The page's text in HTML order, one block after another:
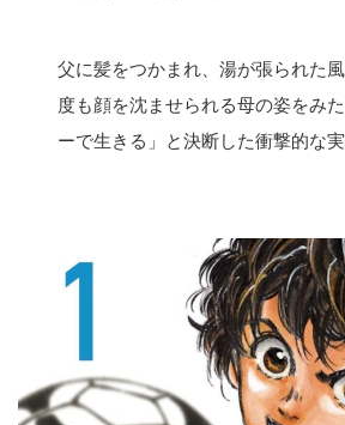
父に髪をつかまれ、湯が張られた
度も顔を沈ませられる母の姿をみ
ーで生きる」と決断した衝撃的な実